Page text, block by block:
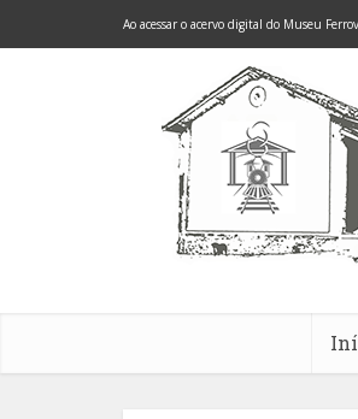
Ao acessar o acervo digital do Museu